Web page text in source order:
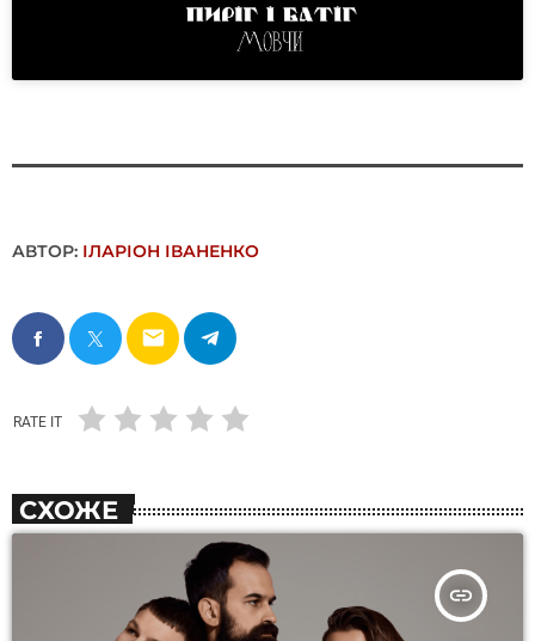
АВТОР: ІЛАРІОН ІВАНЕНКО
email
RATE IT
СХОЖЕ
insert_link